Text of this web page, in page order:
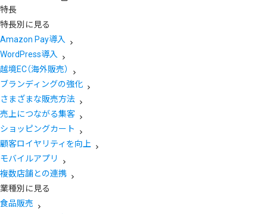
特長
特長別に見る
Amazon Pay導入
WordPress導入
越境EC（海外販売）
ブランディングの強化
さまざまな販売方法
売上につながる集客
ショッピングカート
顧客ロイヤリティを向上
モバイルアプリ
複数店舗との連携
業種別に見る
食品販売